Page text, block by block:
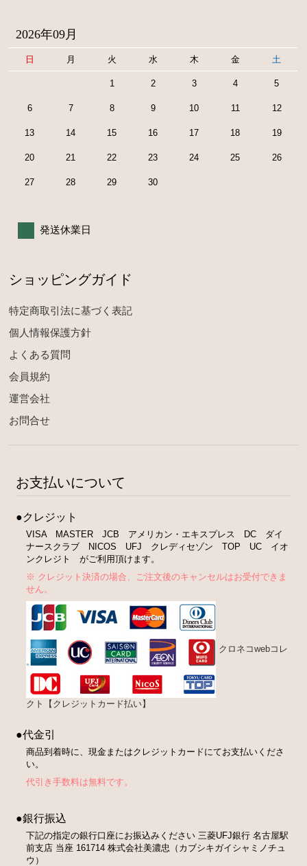
2026年09月
日 月 火 水 木 金 土
1 2 3 4 5
6 7 8 9 10 11 12
13 14 15 16 17 18 19
20 21 22 23 24 25 26
27 28 29 30
発送休業日
ショッピングガイド
特定商取引法に基づく表記
個人情報保護方針
よくある質問
会員規約
運営会社
お問合せ
お支払いについて
●クレジット
VISA MASTER JCB アメリカン・エキスプレス DC ダイ
ナースクラブ NICOS UFJ クレディセゾン TOP UC イオ
ンクレジト がご利用頂けます。
※ クレジット決済の場合、ご注文後のキャンセルはお受付できま
せん。
クロネコwebコレ
クト【クレジットカード払い】
●代金引
商品到着時に、現金またはクレジットカードにてお支払いくださ
い。
代引き手数料は無料です。
●銀行振込
下記の指定の銀行口座にお振込みください 三菱UFJ銀行 名古屋駅
前支店 当座 161714 株式会社美濃忠（カブシキガイシャミノチュ
ウ）